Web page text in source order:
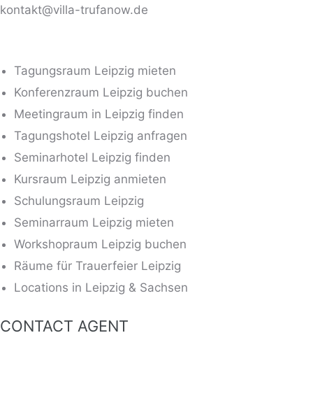
kontakt@villa-trufanow.de
Tagungsraum Leipzig mieten
Konferenzraum Leipzig buchen
Meetingraum in Leipzig finden
Tagungshotel Leipzig anfragen
Seminarhotel Leipzig finden
Kursraum Leipzig anmieten
Schulungsraum Leipzig
Seminarraum Leipzig mieten
Workshopraum Leipzig buchen
Räume für Trauerfeier Leipzig
Locations in Leipzig & Sachsen
CONTACT AGENT